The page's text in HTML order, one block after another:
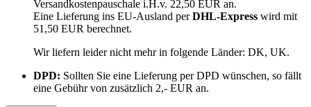
Versandkostenpauschale i.H.v. 22,50 EUR an.
Eine Lieferung ins EU-Ausland perDHL-Express wird mit
51,50 EUR berechnet.
Wir liefern leider nicht mehr in folgende Länder: DK, UK.
DPD: Sollten Sie eine Lieferung per DPD wünschen, so fällt
eine Gebühr von zusätzlich 2,- EUR an.